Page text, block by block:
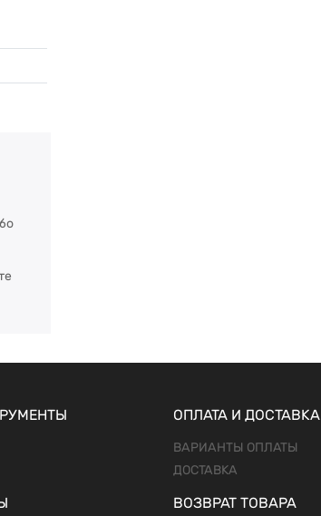
ОПЛАТА И ДОСТАВКА
ВАРИАНТЫ ОПЛАТЫ
ДОСТАВКА
ВОЗВРАТ ТОВАРА